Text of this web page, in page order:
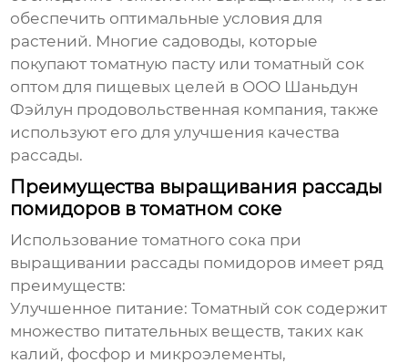
обеспечить оптимальные условия для
растений. Многие садоводы, которые
покупают томатную пасту илитоматный сок
оптом для пищевых целей в ООО Шаньдун
Фэйлун продовольственная компания, также
используют его для улучшения качества
рассады.
Преимущества выращивания рассады
помидоров в томатном соке
Использованиетоматного сока при
выращивании рассады помидоров имеет ряд
преимуществ:
Улучшенное питание: Томатный сок содержит
множество питательных веществ, таких как
калий, фосфор и микроэлементы,